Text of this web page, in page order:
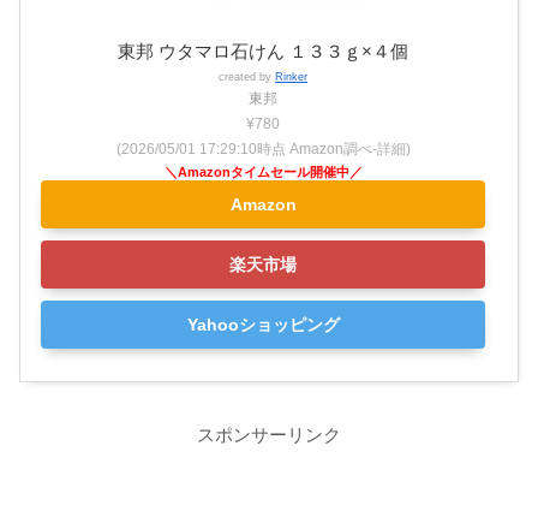
東邦 ウタマロ石けん １３３ｇ×４個
created by Rinker
東邦
¥780
(2026/05/01 17:29:10時点 Amazon調べ-詳細)
Amazon
楽天市場
Yahooショッピング
スポンサーリンク